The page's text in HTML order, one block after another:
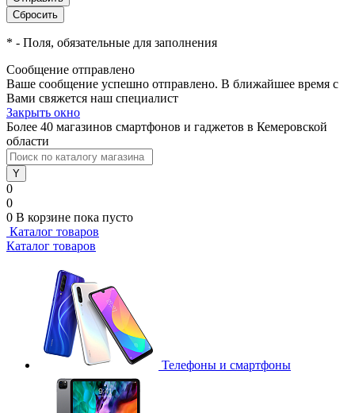
* - Поля, обязательные для заполнения
Сообщение отправлено
Ваше сообщение успешно отправлено. В ближайшее время с
Вами свяжется наш специалист
Закрыть окно
Более 40 магазинов смартфонов и гаджетов в Кемеровской
области
0
0
0 В корзине пока пусто
Каталог товаров
Каталог товаров
Телефоны и смартфоны